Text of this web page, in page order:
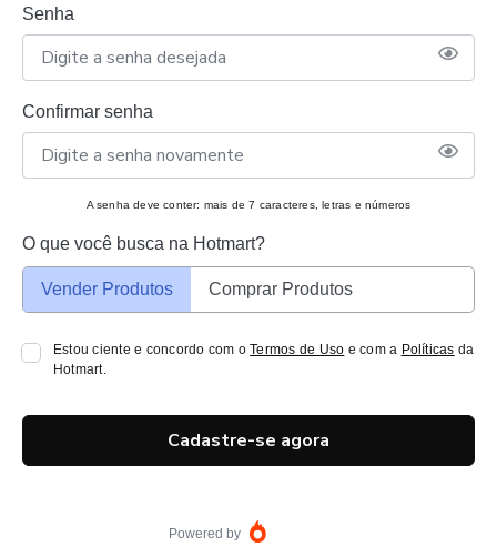
Senha
Confirmar senha
A senha deve conter: mais de 7 caracteres, letras e números
O que você busca na Hotmart?
Vender Produtos Comprar Produtos
Estou ciente e concordo com oTermos de Uso e com a Políticas da
Hotmart.
Cadastre-se agora
Powered by